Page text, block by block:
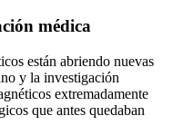
médica
están abriendo nuevas
y la investigación
extremadamente
que antes quedaban